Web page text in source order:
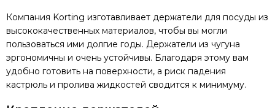
Компания Korting изготавливает держатели для посуды из
высококачественных материалов, чтобы вы могли
пользоваться ими долгие годы. Держатели из чугуна
эргономичны и очень устойчивы. Благодаря этому вам
удобно готовить на поверхности, а риск падения
кастрюль и пролива жидкостей сводится к минимуму.